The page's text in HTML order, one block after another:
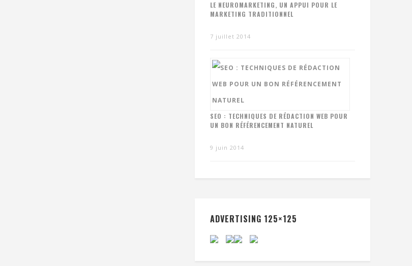
LE NEUROMARKETING, UN APPUI POUR LE
MARKETING TRADITIONNEL
7 juillet 2014
SEO : TECHNIQUES DE RÉDACTION WEB POUR
UN BON RÉFÉRENCEMENT NATUREL
9 juin 2014
ADVERTISING 125×125